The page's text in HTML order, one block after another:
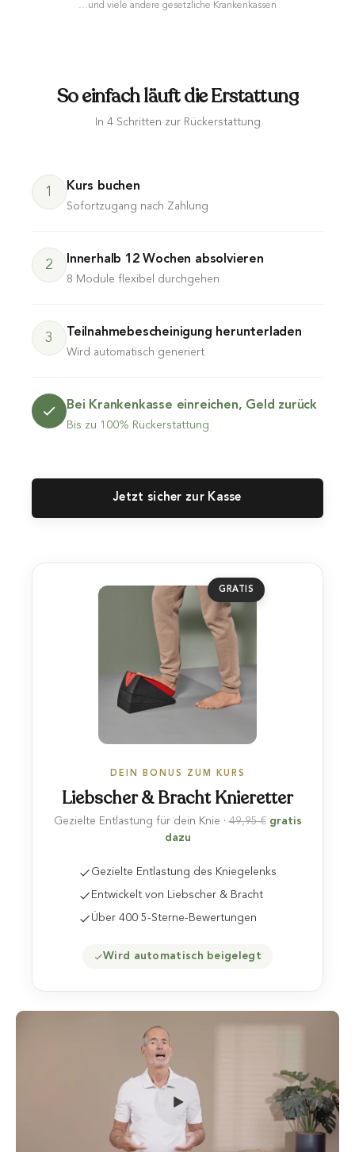
…und viele andere gesetzliche Krankenkassen
So einfach läuft die Erstattung
In 4 Schritten zur Rückerstattung
1 Kurs buchen
Sofortzugang nach Zahlung
2 Innerhalb 12 Wochen absolvieren
8 Module flexibel durchgehen
3 Teilnahmebescheinigung herunterladen
Wird automatisch generiert
Bei Krankenkasse einreichen, Geld zurück
Bis zu 100% Rückerstattung
Jetzt sicher zur Kasse
GRATIS
DEIN BONUS ZUM KURS
Liebscher & Bracht Knieretter
Gezielte Entlastung für dein Knie ·49,95 € gratis
dazu
Gezielte Entlastung des Kniegelenks
Entwickelt von Liebscher & Bracht
Über 400 5-Sterne-Bewertungen
Wird automatisch beigelegt